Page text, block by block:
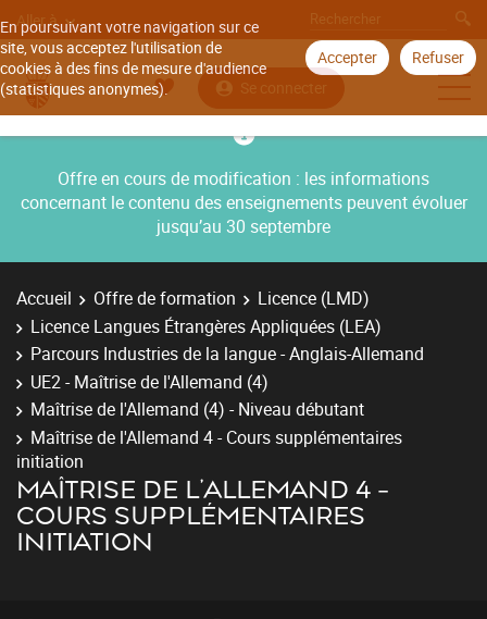
En poursuivant votre navigation sur ce
site, vous acceptez l'utilisation de
cookies à des fins de mesure d'audience
(statistiques anonymes).
Accepter Refuser
Aller à
Se connecter
Offre en cours de modification : les informations
concernant le contenu des enseignements peuvent évoluer
jusqu’au 30 septembre
Accueil Offre de formation
Licence (LMD)
Licence Langues Étrangères Appliquées (LEA)
Parcours Industries de la langue - Anglais-Allemand
UE2 - Maîtrise de l'Allemand (4)
Maîtrise de l'Allemand (4) - Niveau débutant
Maîtrise de l'Allemand 4 - Cours supplémentaires
initiation
MAÎTRISE DE L'ALLEMAND 4 -
COURS SUPPLÉMENTAIRES
INITIATION